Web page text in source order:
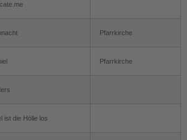
Pfarrkirche
Pfarrkirche
ist die Hölle los